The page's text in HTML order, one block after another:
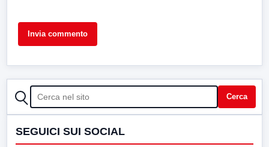
CERCA Cerca
SEGUICI SUI SOCIAL